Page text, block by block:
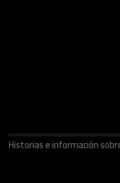
Historias e información